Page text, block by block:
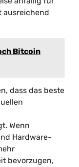
ausreichend
Bitcoin
dass das beste
Wenn
Hardware-
bevorzugen,